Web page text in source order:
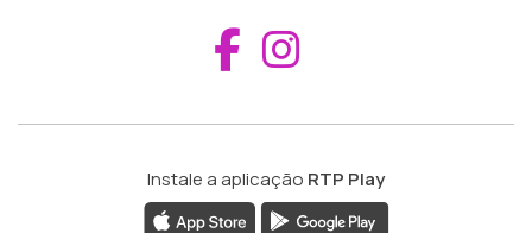
Aceder ao
Instale a aplicação RTP Play